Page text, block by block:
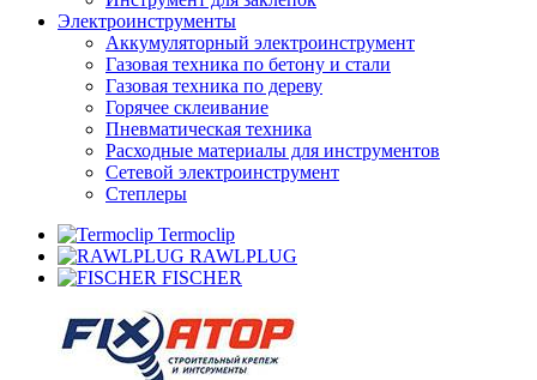
Электроинструменты
Аккумуляторный электроинструмент
Газовая техника по бетону и стали
Газовая техника по дереву
Горячее склеивание
Пневматическая техника
Расходные материалы для инструментов
Сетевой электроинструмент
Степлеры
Termoclip
RAWLPLUG
FISCHER